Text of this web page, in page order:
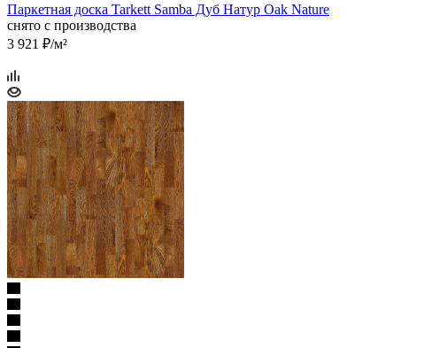
Паркетная доска Tarkett Samba Дуб Натур Oak Nature
снято с производства
3 921 ₽/м²